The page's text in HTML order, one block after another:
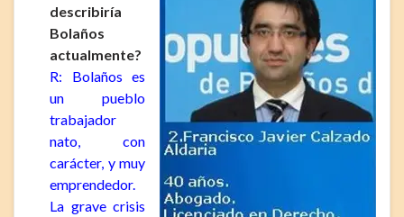
describiría
Bolaños
actualmente?
R: Bolaños es
un pueblo
trabajador
nato, con
carácter, y muy
emprendedor.
La grave crisis